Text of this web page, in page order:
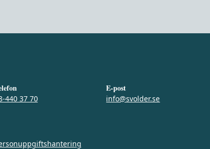
440 37 70
E-post
info@svolder.se